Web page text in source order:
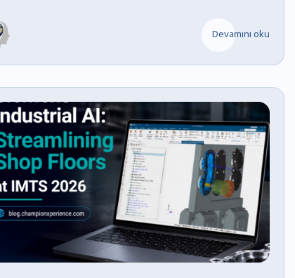
Devamını oku